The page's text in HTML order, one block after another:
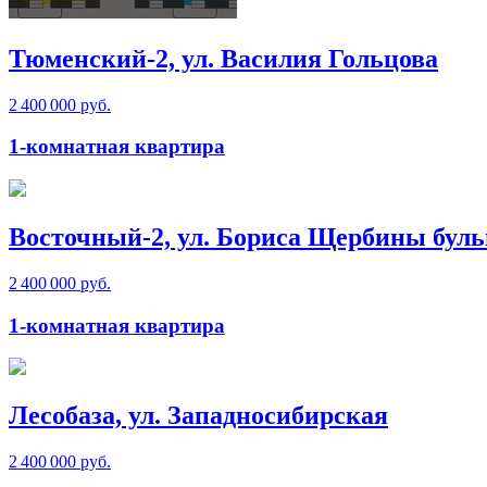
Тюменский-2, ул. Василия Гольцова
2 400 000 руб.
1-комнатная квартира
Восточный-2, ул. Бориса Щербины
2 400 000 руб.
1-комнатная квартира
Лесобаза, ул. Западносибирская
2 400 000 руб.